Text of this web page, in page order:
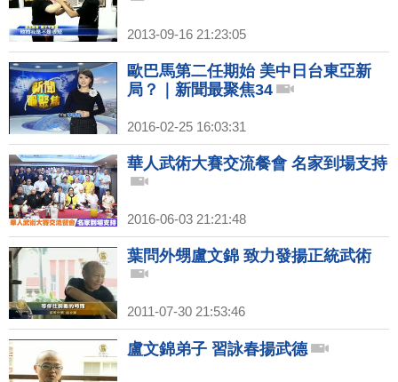
2013-09-16 21:23:05
歐巴馬第二任期始 美中日台東亞新
局？｜新聞最聚焦34
2016-02-25 16:03:31
華人武術大賽交流餐會 名家到場支持
2016-06-03 21:21:48
葉問外甥盧文錦 致力發揚正統武術
2011-07-30 21:53:46
盧文錦弟子 習詠春揚武德